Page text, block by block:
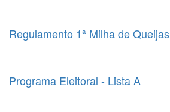
Regulamento 1ª Milha de Queijas
Programa Eleitoral - Lista A